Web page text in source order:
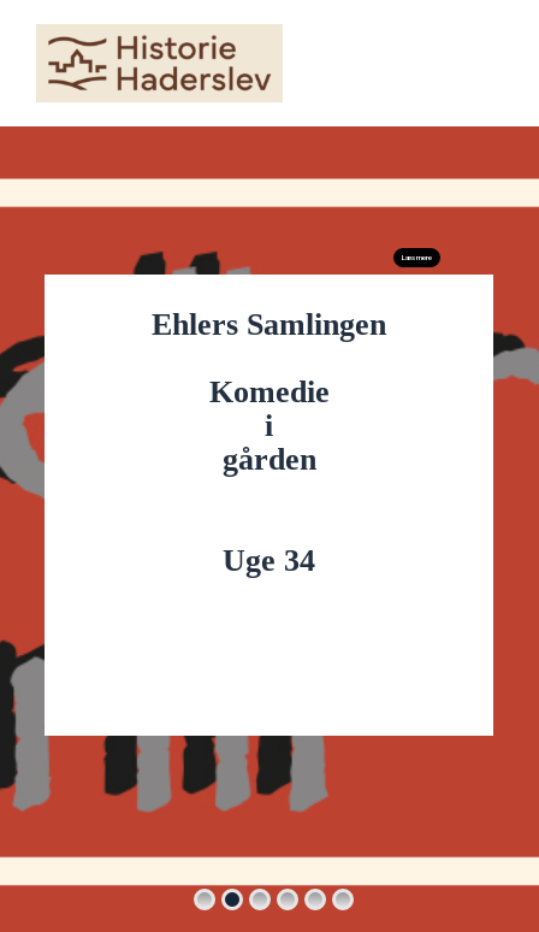
content
Ehlers Samlingen
Komedie
i
gården
Uge 34
Læs mere